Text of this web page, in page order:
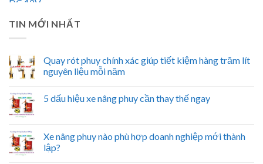
TIN MỚI NHẤT
Quay rót phuy chính xác giúp tiết kiệm hàng trăm lít
nguyên liệu mỗi năm
5 dấu hiệu xe nâng phuy cần thay thế ngay
Xe nâng phuy nào phù hợp doanh nghiệp mới thành
lập?